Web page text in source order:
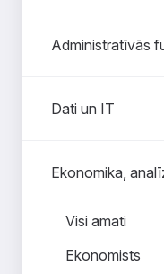
Administratīvās
Dati un IT
Ekonomika,
Amati nodaļā
Visi amati
Ekonomists